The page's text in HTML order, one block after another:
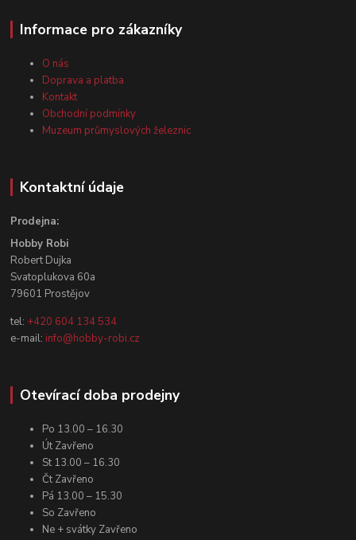
Informace pro zákazníky
O nás
Doprava a platba
Kontakt
Obchodní podmínky
Muzeum průmyslových železnic
Kontaktní údaje
Prodejna:
Hobby Robi
Robert Dujka
Svatoplukova 60a
79601 Prostějov
tel: +420 604 134 534
e-mail: info@hobby-robi.cz
Otevírací doba prodejny
Po 13.00 – 16.30
Út Zavřeno
St 13.00 – 16.30
Čt Zavřeno
Pá 13.00 – 15.30
So Zavřeno
Ne + svátky Zavřeno